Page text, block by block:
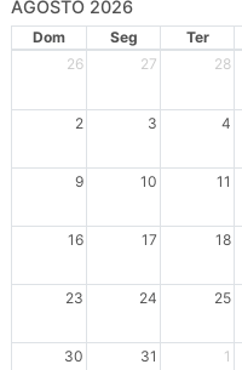
AGOSTO 2026
Dom Seg Ter
26
27 28
2 3 4
9 10 11
16 17 18
23 24 25
30 31 1